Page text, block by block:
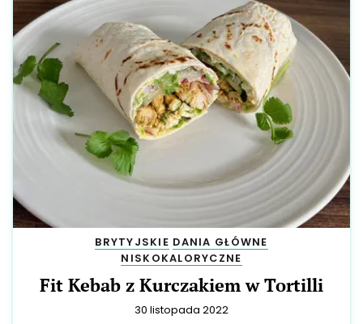
BRYTYJSKIE DANIA GŁÓWNE
NISKOKALORYCZNE
Fit Kebab z Kurczakiem w Tortilli
30 listopada 2022